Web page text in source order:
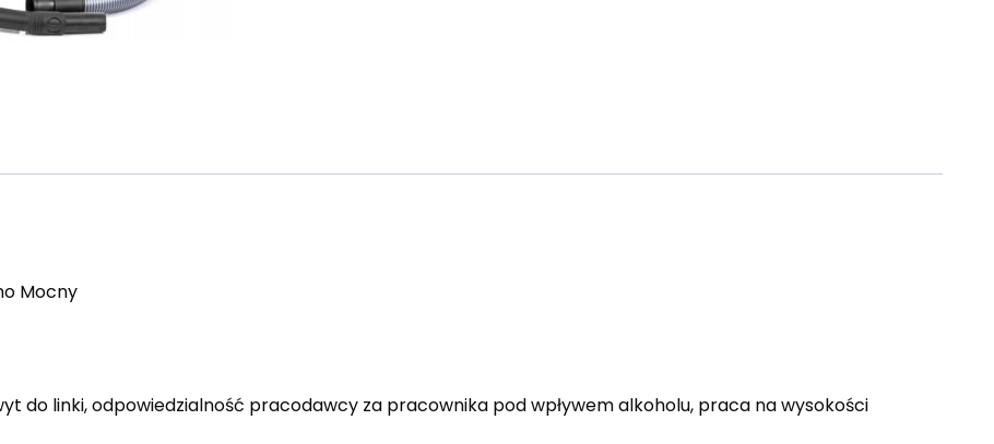
Mocny
do linki, odpowiedzialność pracodawcy za pracownika pod wpływem alkoholu, praca na wysokości